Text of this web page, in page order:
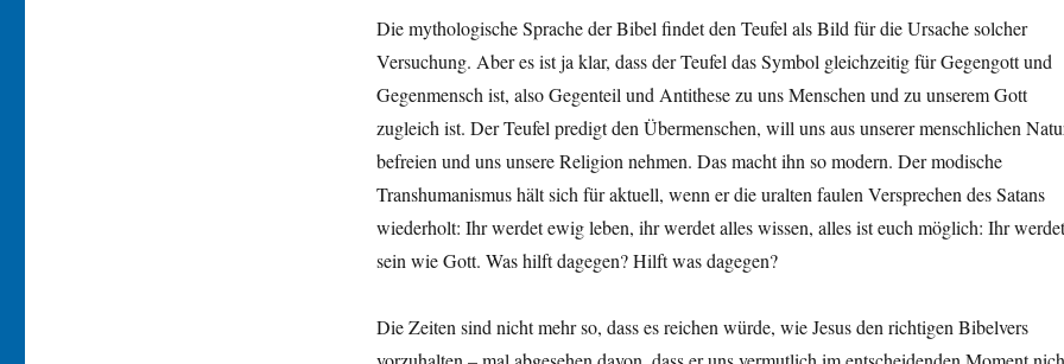
Die mythologische Sprache der Bibel findet den Teufel als Bild für die Ursache solcher
Versuchung. Aber es ist ja klar, dass der Teufel das Symbol gleichzeitig für Gegengott und
Gegenmensch ist, also Gegenteil und Antithese zu uns Menschen und zu unserem Gott
zugleich ist. Der Teufel predigt den Übermenschen, will uns aus unserer menschlichen
befreien und uns unsere Religion nehmen. Das macht ihn so modern. Der modische
Transhumanismus hält sich für aktuell, wenn er die uralten faulen Versprechen des Satans
wiederholt: Ihr werdet ewig leben, ihr werdet alles wissen, alles ist euch möglich: Ihr werdet
sein wie Gott. Was hilft dagegen? Hilft was dagegen?
Die Zeiten sind nicht mehr so, dass es reichen würde, wie Jesus den richtigen Bibelvers